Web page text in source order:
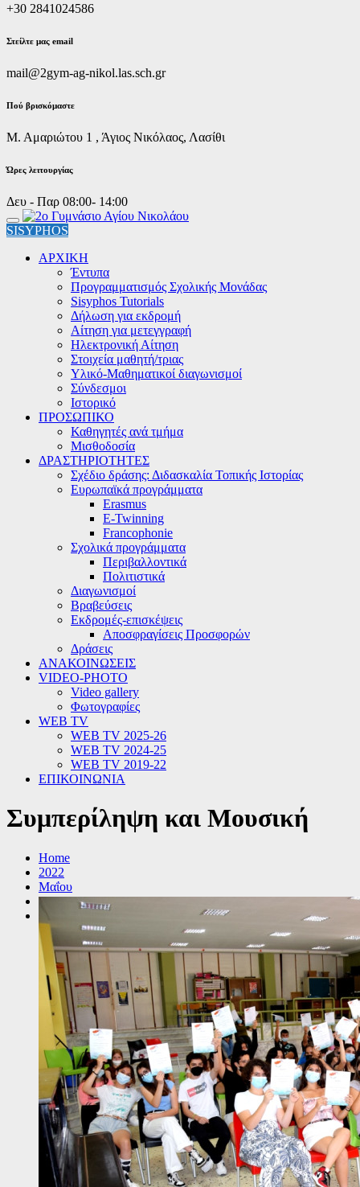
+30 2841024586
Στείλτε μας email
mail@2gym-ag-nikol.las.sch.gr
Πoύ βρισκόμαστε
Μ. Αμαριώτου 1 , Άγιος Νικόλαος, Λασίθι
Ώρες λειτουργίας
Δευ - Παρ 08:00- 14:00
SISYPHOS
ΑΡΧΙΚΗ
Έντυπα
Προγραμματισμός Σχολικής Μονάδας
Sisyphos Tutorials
Δήλωση για εκδρομή
Αίτηση για μετεγγραφή
Ηλεκτρονική Αίτηση
Στοιχεία μαθητή/τριας
Υλικό-Μαθηματικοί διαγωνισμοί
Σύνδεσμοι
Ιστορικό
ΠΡΟΣΩΠΙΚΟ
Καθηγητές ανά τμήμα
Μισθοδοσία
ΔΡΑΣΤΗΡΙΟΤΗΤΕΣ
Σχέδιο δράσης: Διδασκαλία Τοπικής Ιστορίας
Ευρωπαϊκά προγράμματα
Erasmus
E-Twinning
Francophonie
Σχολικά προγράμματα
Περιβαλλοντικά
Πολιτιστικά
Διαγωνισμοί
Βραβεύσεις
Εκδρομές-επισκέψεις
Αποσφραγίσεις Προσφορών
Δράσεις
ΑΝΑΚΟΙΝΩΣΕΙΣ
VIDEO-PHOTO
Video gallery
Φωτογραφίες
WEB TV
WEB TV 2025-26
WEB TV 2024-25
WEB TV 2019-22
ΕΠΙΚΟΙΝΩΝΙΑ
Συμπερίληψη και Μουσική
Home
2022
Μαΐου
24